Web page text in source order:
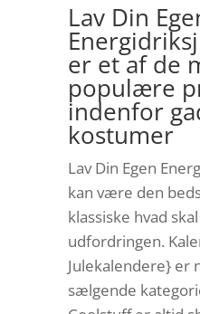
Lav Din
er et af de
populære
indenfor
kostumer
Lav Din Egen
kan være den
klassiske hvad
udfordringen.
Julekalendere} er
sælgende